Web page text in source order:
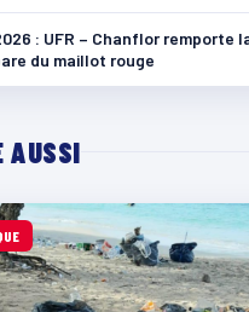
: UFR – Chanflor remporte
du maillot rouge
AUSSI